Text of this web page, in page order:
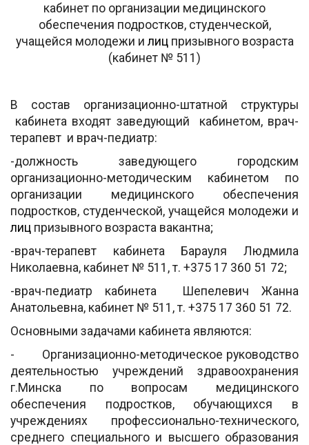
кабинет по организации медицинского
обеспечения подростков, студенческой,
учащейся молодежи и лиц призывного возраста
(кабинет № 511)
В состав организационно-штатной структуры
кабинета входят заведующий кабинетом, врач-
терапевт и врач-педиатр:
-должность заведующего городским
организационно-методическим кабинетом по
организации медицинского обеспечения
подростков, студенческой, учащейся молодежи и
лиц призывного возраста вакантна;
-врач-терапевт кабинета Барауля Людмила
Николаевна, кабинет № 511, т. +375 17 360 51 72;
-врач-педиатр кабинета Шепелевич Жанна
Анатольевна, кабинет № 511, т. +375 17 360 51 72.
Основными задачами кабинета являются:
- Организационно-методическое руководство
деятельностью учреждений здравоохранения
г.Минска по вопросам медицинского
обеспечения подростков, обучающихся в
учреждениях профессионально-технического,
среднего специального и высшего образования